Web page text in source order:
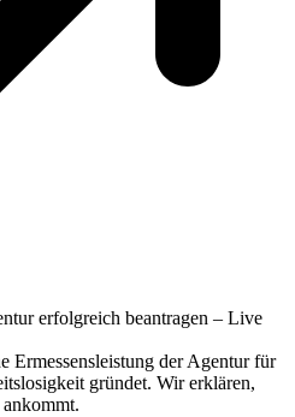
erfolgreich beantragen – Live
Ermessensleistung der Agentur für
gründet. Wir erklären,